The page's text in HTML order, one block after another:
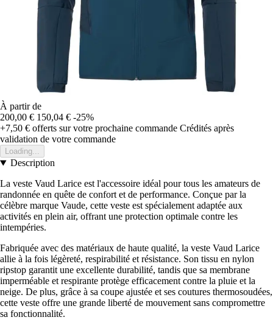
À partir de
200,00 € 150,04 € -25%
+7,50 € offerts sur votre prochaine commande Crédités après
validation de votre commande
Loading...
Description
La veste Vaud Larice est l'accessoire idéal pour tous les amateurs de
randonnée en quête de confort et de performance. Conçue par la
célèbre marque Vaude, cette veste est spécialement adaptée aux
activités en plein air, offrant une protection optimale contre les
intempéries.
Fabriquée avec des matériaux de haute qualité, la veste Vaud Larice
allie à la fois légèreté, respirabilité et résistance. Son tissu en nylon
ripstop garantit une excellente durabilité, tandis que sa membrane
imperméable et respirante protège efficacement contre la pluie et la
neige. De plus, grâce à sa coupe ajustée et ses coutures thermosoudées,
cette veste offre une grande liberté de mouvement sans compromettre
sa fonctionnalité.